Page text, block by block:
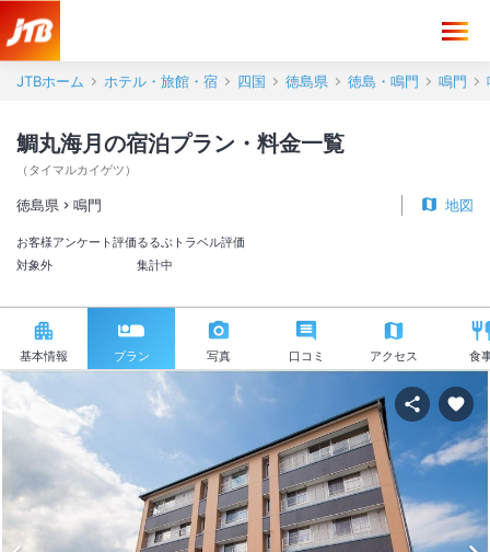
JTBホーム ホテル・旅館・宿 四国 徳島県 徳島・鳴門 鳴門
鯛丸海月の宿泊プラン・料金一覧
（ タイマルカイゲツ ）
徳島県 鳴門 地図
お客様アンケート評価
対象外
るるぶトラベル評価
集計中
基本情報 プラン 写真 口コミ アクセス 食